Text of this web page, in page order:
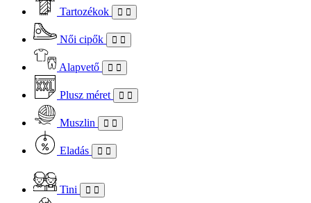
Tartozékok
Női cipők
Alapvető
Plusz méret
Muszlin
Eladás
Tini